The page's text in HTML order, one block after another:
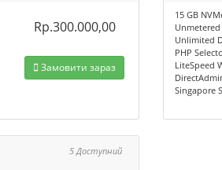
Rp.300.000,00
Замовити зараз
15 GB
Unlimited
PHP
LiteSpeed
Singapore
5 Доступний